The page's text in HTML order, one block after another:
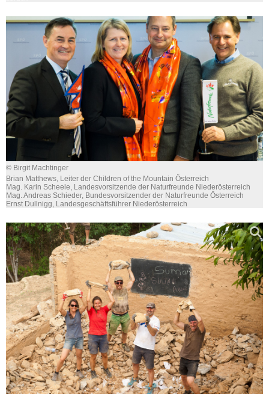
© Birgit Machtinger
Brian Matthews, Leiter der Children of the Mountain Österreich
Mag. Karin Scheele, Landesvorsitzende der Naturfreunde Niederösterreich
Mag. Andreas Schieder, Bundesvorsitzender der Naturfreunde Österreich
Ernst Dullnigg, Landesgeschäftsführer Niederösterreich